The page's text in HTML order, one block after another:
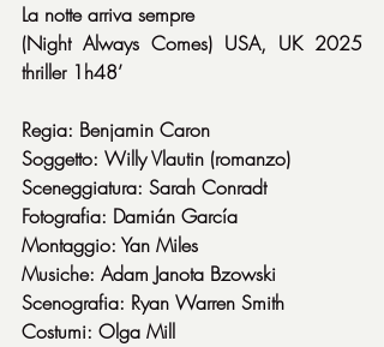
La notte arriva sempre
(Night Always Comes) USA, UK 2025
thriller 1h48’
Regia: Benjamin Caron
Soggetto: Willy Vlautin (romanzo)
Sceneggiatura: Sarah Conradt
Fotografia: Damián García
Montaggio: Yan Miles
Musiche: Adam Janota Bzowski
Scenografia: Ryan Warren Smith
Costumi: Olga Mill